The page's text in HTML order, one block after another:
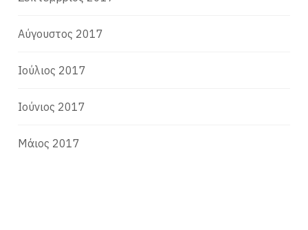
Αύγουστος 2017
Ιούλιος 2017
Ιούνιος 2017
Μάιος 2017